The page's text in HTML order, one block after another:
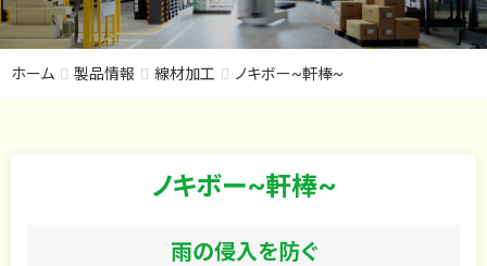
ホーム 製品情報 線材加工 ノキボー~軒棒~
ノキボー~軒棒~
雨の侵入を防ぐ